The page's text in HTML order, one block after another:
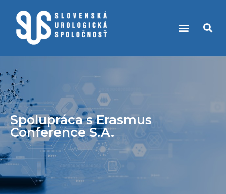
Spolupráca s Erasmus
Conference S.A.